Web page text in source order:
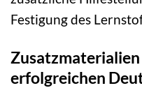
Festigung des
erfolgreichen